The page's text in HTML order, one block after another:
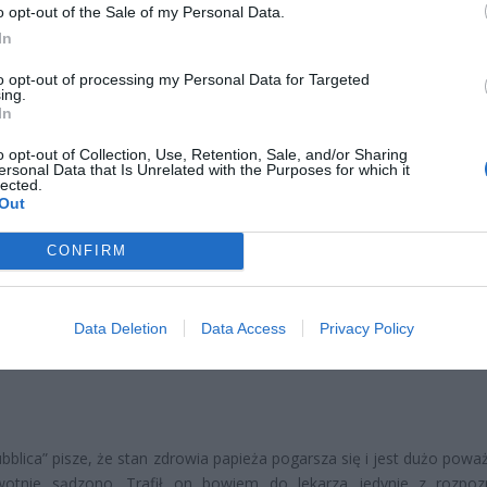
opt-out of the Sale of my Personal Data.
opt-out of processing my Personal Data for Targeted
opt-out of Collection, Use, Retention, Sale, and/or Sharing
Data that Is Unrelated with the Purposes for which it
CONFIRM
Data Deletion Data Access Privacy Policy
Franciszek od sześciu dni przebywa w Poliklinice Gemelli, w
stanem zdrowotnym. W dniu wczorajszym, 18 lutego,
jest dodatkowa terapia farmakologiczna.
ad
pisze, że stan zdrowia papieża pogarsza się i jest dużo